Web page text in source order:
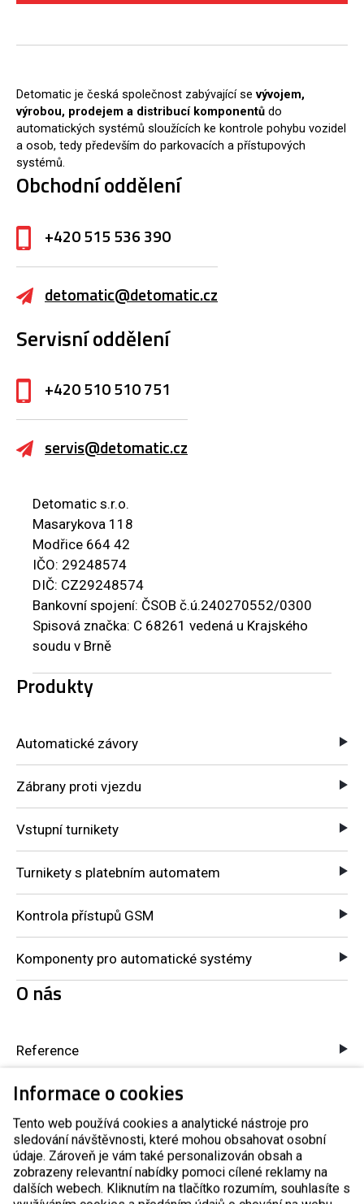
Detomatic je česká společnost zabývající se vývojem,
výrobou, prodejem a distribucí komponentů do
automatických systémů sloužících ke kontrole pohybu vozidel
a osob, tedy především do parkovacích a přístupových
systémů.
Obchodní oddělení
+420 515 536 390
detomatic@detomatic.cz
Servisní oddělení
+420 510 510 751
servis@detomatic.cz
Detomatic s.r.o.
Masarykova 118
Modřice 664 42
IČO: 29248574
DIČ: CZ29248574
Bankovní spojení: ČSOB č.ú.240270552/0300
Spisová značka: C 68261 vedená u Krajského
soudu v Brně
Produkty
Automatické závory
Zábrany proti vjezdu
Vstupní turnikety
Turnikety s platebním automatem
Kontrola přístupů GSM
Komponenty pro automatické systémy
O nás
Reference
Blog
Kontakty
Informace o cookies
Tento web používá cookies a analytické nástroje pro
sledování návštěvnosti, které mohou obsahovat osobní
údaje. Zároveň je vám také personalizován obsah a
zobrazeny relevantní nabídky pomoci cílené reklamy na
dalších webech. Kliknutím na tlačítko rozumím, souhlasíte s